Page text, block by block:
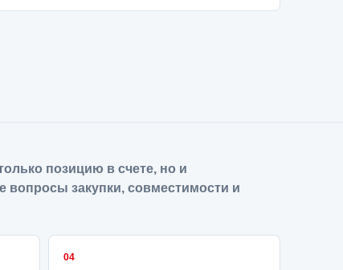
позицию в счете, но и
вопросы закупки, совместимости и
04